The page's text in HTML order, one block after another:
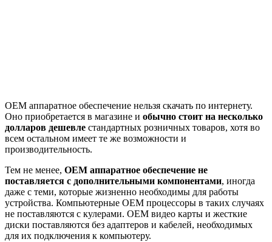
OEM аппаратное обеспечение нельзя скачать по интернету.
Оно приобретается в магазине и обычно стоит на несколько
долларов дешевле стандартных розничных товаров, хотя во
всем остальном имеет те же возможности и
производительность.
Тем не менее, OEM аппаратное обеспечение не
поставляется с дополнительными компонентами, иногда
даже с теми, которые жизненно необходимы для работы
устройства. Компьютерные OEM процессоры в таких случаях
не поставляются с кулерами. OEM видео карты и жесткие
диски поставляются без адаптеров и кабелей, необходимых
для их подключения к компьютеру.